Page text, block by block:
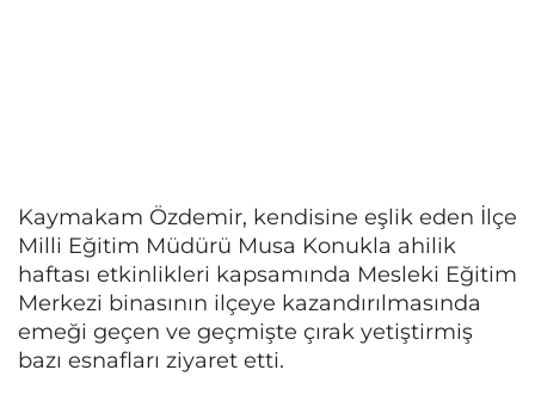
Kaymakam Özdemir, kendisine eşlik eden İlçe
Milli Eğitim Müdürü Musa Konukla ahilik
haftası etkinlikleri kapsamında Mesleki Eğitim
Merkezi binasının ilçeye kazandırılmasında
emeği geçen ve geçmişte çırak yetiştirmiş
bazı esnafları ziyaret etti.